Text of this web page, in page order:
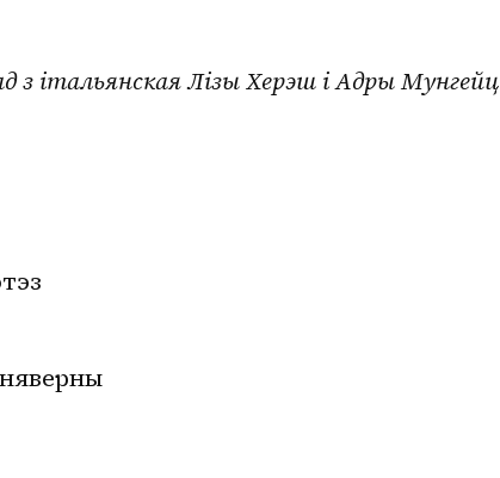
з італьянская Лізы Херэш і Адры Мунгейц